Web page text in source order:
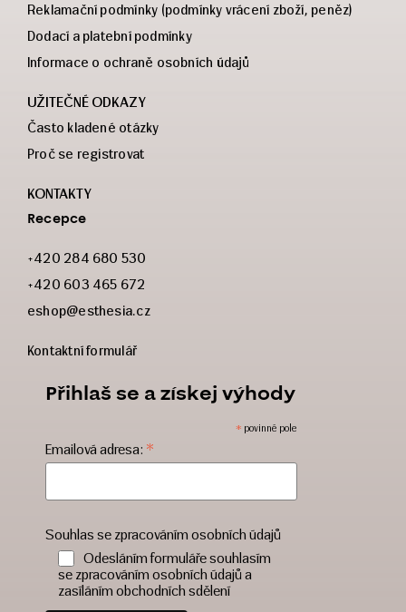
Reklamační podmínky (podmínky vrácení zboží, peněz)
Dodací a platební podmínky
Informace o ochraně osobních údajů
UŽITEČNÉ ODKAZY
Často kladené otázky
Proč se registrovat
KONTAKTY
Recepce
+420 284 680 530
+420 603 465 672
eshop@esthesia.cz
Kontaktní formulář
Přihlaš se a získej výhody
* povinné pole
Emailová adresa: *
Souhlas se zpracováním osobních údajů
Odesláním formuláře souhlasím
se zpracováním osobních údajů a
zasíláním obchodních sdělení